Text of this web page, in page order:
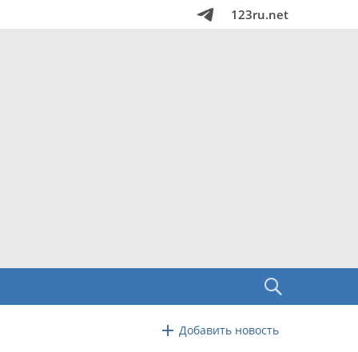
123ru.net
Добавить новость